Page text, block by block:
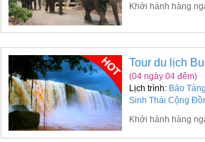
Khởi hành hàng
Tour du lịch
(04 ngày 04 đêm)
Lịch trình: Bảo
Sinh Thái Cộng
Khởi hành hàng